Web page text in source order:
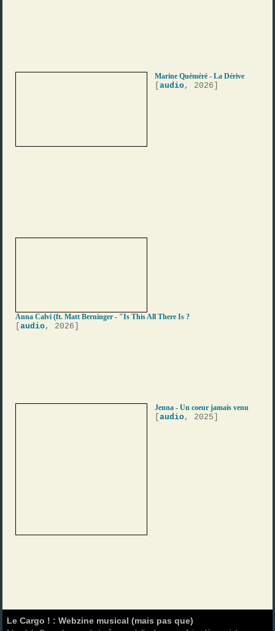
Marine Quéméré - La Dérive
[audio, 2026]
Anna Calvi (ft. Matt Berninger - "Is This All There Is ?
[audio, 2026]
Jenna - Un coeur jamais venu
[audio, 2025]
Le Cargo ! : Webzine musical (mais pas que)